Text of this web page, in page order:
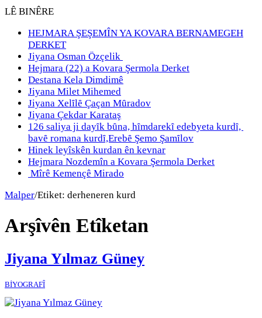
LÊ BINÊRE
HEJMARA ŞEŞEMÎN YA KOVARA BERNAMEGEH
DERKET
Jiyana Osman Özçelik
Hejmara (22) a Kovara Şermola Derket
Destana Kela Dimdimê
Jiyana Milet Mihemed
Jiyana Xelȋlȇ Çaçan Mȗradov
Jiyana Çekdar Karataş
126 saliya ji dayȋk bȗna, hȋmdarekȋ edebyeta kurdȋ,
bavȇ romana kurdȋ,Erebȇ Şemo Şamȋlov
Hinek leyîskên kurdan ên kevnar
Hejmara Nozdemîn a Kovara Şermola Derket
Mîrê Kemençê Mirado
Malper/Etiket: derheneren kurd
Arşîvên Etîketan
Jiyana Yılmaz Güney
BİYOGRAFÎ